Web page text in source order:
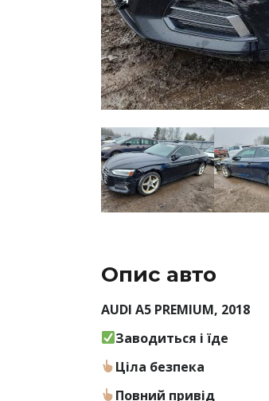
Опис авто
AUDI A5 PREMIUM, 2018
Заводиться і їде
Ціла безпека
Повний привід